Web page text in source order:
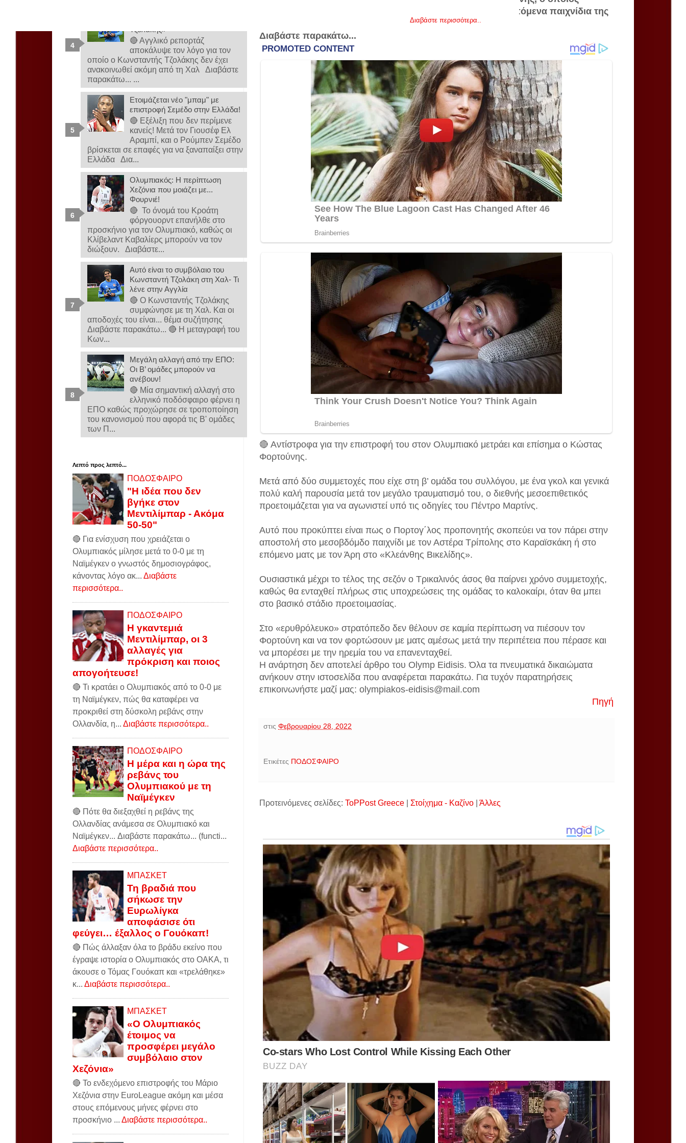
αναμένεται να επιστρέψει στην αποστολή σε ένα από τα επόμενα παιχνίδια της
Διαβάστε παρακάτω...
🔴 Αντίστροφα για την επιστροφή του στον Ολυμπιακό μετράει και επίσημα ο Κώστας
Φορτούνης.
Μετά από δύο συμμετοχές που είχε στη β’ ομάδα του συλλόγου, με ένα γκολ και γενικά
πολύ καλή παρουσία μετά τον μεγάλο τραυματισμό του, ο διεθνής μεσοεπιθετικός
προετοιμάζεται για να αγωνιστεί υπό τις οδηγίες του Πέντρο Μαρτίνς.
Αυτό που προκύπτει είναι πως ο Πορτογ΄λος προπονητής σκοπεύει να τον πάρει στην
αποστολή στο μεσοβδόμδο παιχνίδι με τον Αστέρα Τρίπολης στο Καραϊσκάκη ή στο
επόμενο ματς με τον Άρη στο «Κλεάνθης Βικελίδης».
Ουσιαστικά μέχρι το τέλος της σεζόν ο Τρικαλινός άσος θα παίρνει χρόνο συμμετοχής,
καθώς θα ενταχθεί πλήρως στις υποχρεώσεις της ομάδας το καλοκαίρι, όταν θα μπει
στο βασικό στάδιο προετοιμασίας.
Στο «ερυθρόλευκο» στρατόπεδο δεν θέλουν σε καμία περίπτωση να πιέσουν τον
Φορτούνη και να τον φορτώσουν με ματς αμέσως μετά την περιπέτεια που πέρασε και
να μπορέσει με την ηρεμία του να επανενταχθεί.
Η ανάρτηση δεν αποτελεί άρθρο του Olymp Eidisis. Όλα τα πνευματικά δικαιώματα
ανήκουν στην ιστοσελίδα που αναφέρεται παρακάτω. Για τυχόν παρατηρήσεις
επικοινωνήστε μαζί μας: olympiakos-eidisis@mail.com
Διαβάστε περισσότερα..
Πηγή
στις Φεβρουαρίου 28, 2022
Ετικέτες ΠΟΔΟΣΦΑΙΡΟ
Προτεινόμενες σελίδες: ToPPost Greece Στοίχημα - Καζίνο Άλλες
Τζολάκης»
🔴 Αγγλικό ρεπορτάζ
αποκάλυψε τον λόγο για τον
οποίο ο Κωνσταντής Τζολάκης δεν έχει
ανακοινωθεί ακόμη από τη Χαλ Διαβάστε
παρακάτω... ...
Ετοιμάζεται νέο "μπαμ" με
επιστροφή Σεμέδο στην Ελλάδα!
🔴 Εξέλιξη που δεν περίμενε
κανείς! Μετά τον Γιουσέφ Ελ
Αραμπί, και ο Ρούμπεν Σεμέδο
βρίσκεται σε επαφές για να ξαναπαίξει στην
Ελλάδα Δια...
Ολυμπιακός: Η περίπτωση
Χεζόνια που μοιάζει με...
Φουρνιέ!
🔴 Το όνομά του Κροάτη
φόργουορντ επανήλθε στο
προσκήνιο για τον Ολυμπιακό, καθώς οι
Κλίβελαντ Καβαλίερς μπορούν να τον
διώξουν. Διαβάστε...
Αυτό είναι το συμβόλαιο του
Κωνσταντή Τζολάκη στη Χαλ- Τι
λένε στην Αγγλία
🔴 Ο Κωνσταντής Τζολάκης
συμφώνησε με τη Χαλ. Και οι
αποδοχές του είναι... θέμα συζήτησης
Διαβάστε παρακάτω... 🔴 Η μεταγραφή του
Κων...
Μεγάλη αλλαγή από την ΕΠΟ:
Οι Β’ ομάδες μπορούν να
ανέβουν!
🔴 Μία σημαντική αλλαγή στο
ελληνικό ποδόσφαιρο φέρνει η
ΕΠΟ καθώς προχώρησε σε τροποποίηση
του κανονισμού που αφορά τις Β' ομάδες
των Π...
Λεπτό προς λεπτό...
ΠΟΔΟΣΦΑΙΡΟ
"Η ιδέα που δεν
βγήκε στον
Μεντιλίμπαρ - Ακόμα
50-50"
🔴 Για ενίσχυση που χρειάζεται ο
Ολυμπιακός μίλησε μετά το 0-0 με τη
Ναϊμέγκεν ο γνωστός δημοσιογράφος,
κάνοντας λόγο ακ... Διαβάστε
περισσότερα..
ΠΟΔΟΣΦΑΙΡΟ
Η γκαντεμιά
Μεντιλίμπαρ, οι 3
αλλαγές για
πρόκριση και ποιος
απογοήτευσε!
🔴 Τι κρατάει ο Ολυμπιακός από το 0-0 με
τη Ναϊμέγκεν, πώς θα καταφέρει να
προκριθεί στη δύσκολη ρεβάνς στην
Ολλανδία, η... Διαβάστε περισσότερα..
ΠΟΔΟΣΦΑΙΡΟ
Η μέρα και η ώρα της
ρεβάνς του
Ολυμπιακού με τη
Ναϊμέγκεν
🔴 Πότε θα διεξαχθεί η ρεβάνς της
Ολλανδίας ανάμεσα σε Ολυμπιακό και
Ναϊμέγκεν... Διαβάστε παρακάτω... (functi...
Διαβάστε περισσότερα..
ΜΠΑΣΚΕΤ
Τη βραδιά που
σήκωσε την
Ευρωλίγκα
αποφάσισε ότι
φεύγει… έξαλλος ο Γουόκαπ!
🔴 Πώς άλλαξαν όλα το βράδυ εκείνο που
έγραψε ιστορία ο Ολυμπιακός στο ΟΑΚΑ, τι
άκουσε ο Τόμας Γουόκαπ και «τρελάθηκε»
κ... Διαβάστε περισσότερα..
ΜΠΑΣΚΕΤ
«Ο Ολυμπιακός
έτοιμος να
προσφέρει μεγάλο
συμβόλαιο στον
Χεζόνια»
🔴 Το ενδεχόμενο επιστροφής του Μάριο
Χεζόνια στην EuroLeague ακόμη και μέσα
στους επόμενους μήνες φέρνει στο
προσκήνιο ... Διαβάστε περισσότερα..